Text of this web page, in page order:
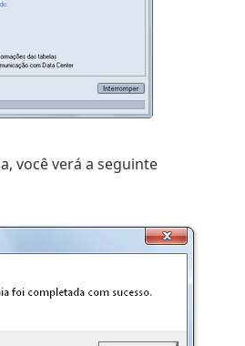
você verá a seguinte